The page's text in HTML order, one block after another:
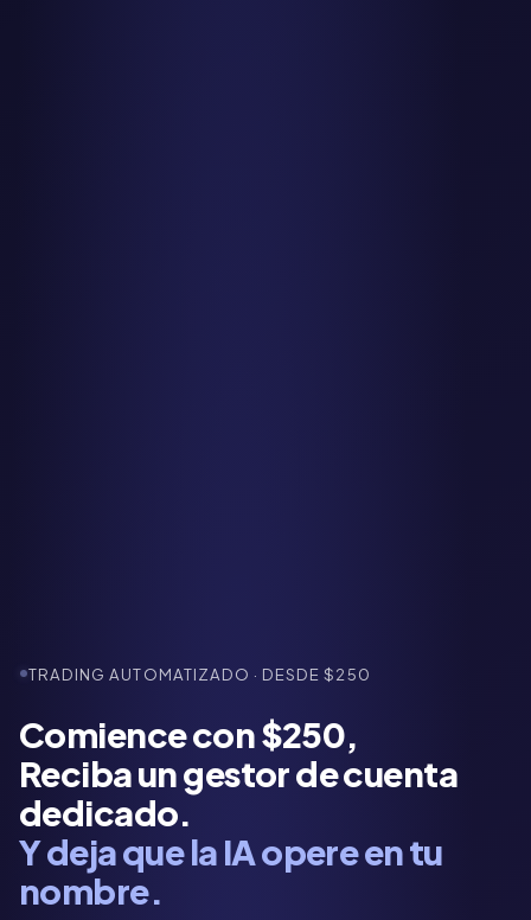
TRADING AUTOMATIZADO · DESDE $250
Comience con $250,
Reciba un gestor de cuenta
dedicado.
Y deja que la IA opere en tu
nombre.